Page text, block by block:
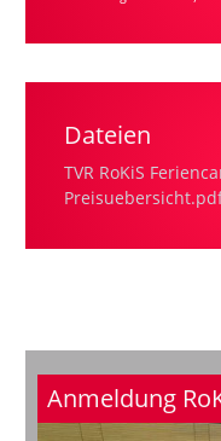
Dateien
TVR RoKiS
Anmeldung